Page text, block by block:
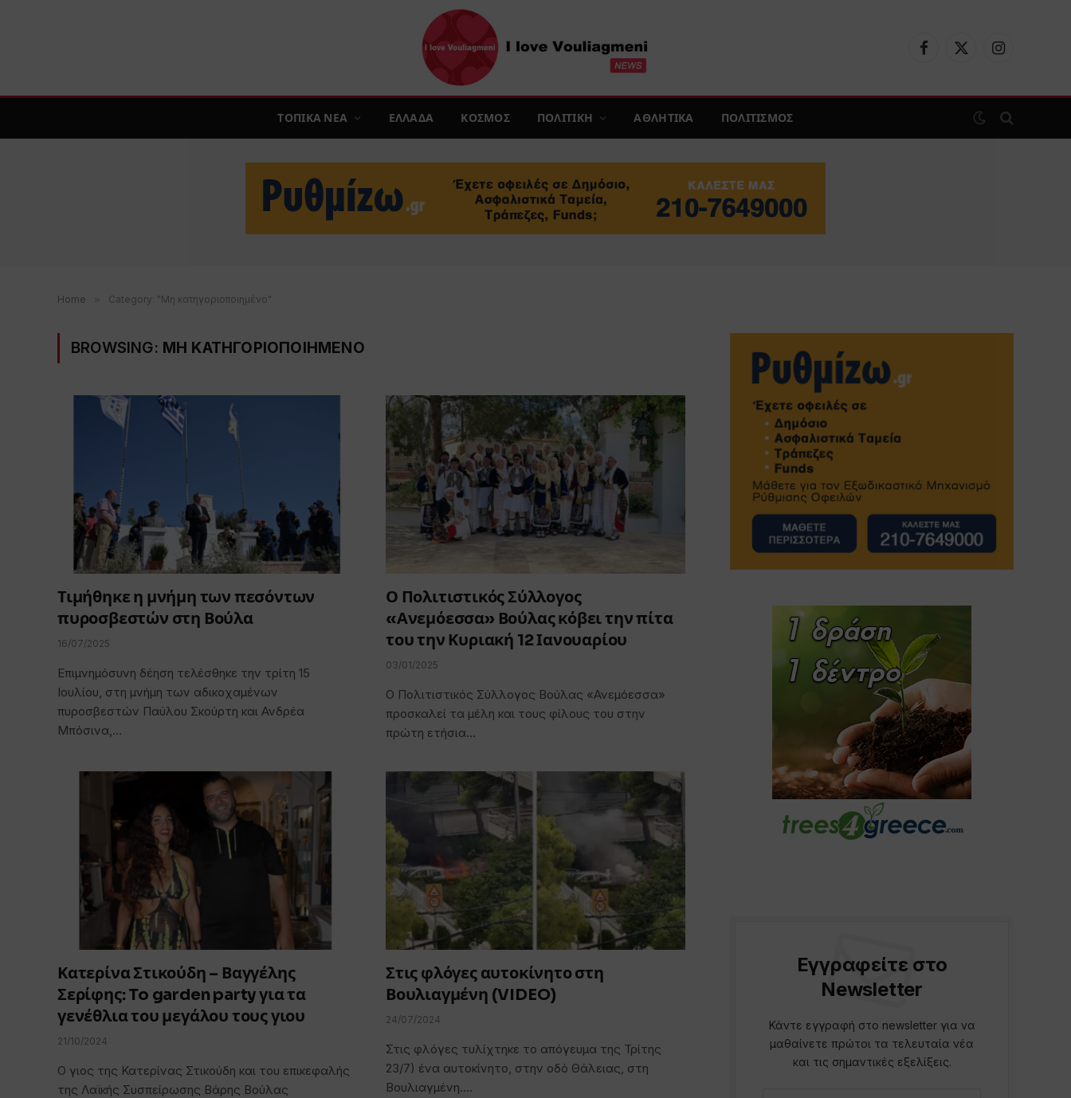
Facebook
X
Instagram
ΤΟΠΙΚΑ ΝΕΑ ΕΛΛΑΔΑ ΚΟΣΜΟΣ ΠΟΛΙΤΙΚΗ ΑΘΛΗΤΙΚΑ ΠΟΛΙΤΙΣΜΟΣ
Home » Category: "Μη κατηγοριοποιημένο"
BROWSING: ΜΗ ΚΑΤΗΓΟΡΙΟΠΟΙΗΜΕΝΟ
Τιμήθηκε η μνήμη των πεσόντων
πυροσβεστών στη Βούλα
16/07/2025
Επιμνημόσυνη δέηση τελέσθηκε την τρίτη 15
Ιουλίου, στη μνήμη των αδικοχαμένων
πυροσβεστών Παύλου Σκούρτη και Ανδρέα
Μπόσινα,…
Ο Πολιτιστικός Σύλλογος
«Ανεμόεσσα» Βούλας κόβει την πίτα
του την Κυριακή 12 Ιανουαρίου
03/01/2025
Ο Πολιτιστικός Σύλλογος Βούλας «Ανεμόεσσα»
προσκαλεί τα μέλη και τους φίλους του στην
πρώτη ετήσια…
Κατερίνα Στικούδη – Βαγγέλης
Σερίφης: To garden party για τα
γενέθλια του μεγάλου τους γιου
21/10/2024
Ο γιος της Κατερίνας Στικούδη και του επικεφαλής
της Λαϊκής Συσπείρωσης Βάρης Βούλας
Στις φλόγες αυτοκίνητο στη
Βουλιαγμένη (VIDEO)
24/07/2024
Στις φλόγες τυλίχτηκε το απόγευμα της Τρίτης
23/7) ένα αυτοκίνητο, στην οδό Θάλειας, στη
Βουλιαγμένη.…
Εγγραφείτε στο
Newsletter
Κάντε εγγραφή στο newsletter για να
μαθαίνετε πρώτοι τα τελευταία νέα
και τις σημαντικές εξελίξεις.